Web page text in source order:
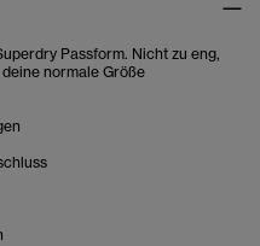
Passform. Nicht zu eng,
normale Größe